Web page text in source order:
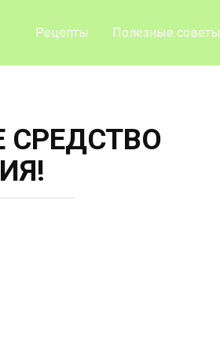
Рецепты Полезные советы